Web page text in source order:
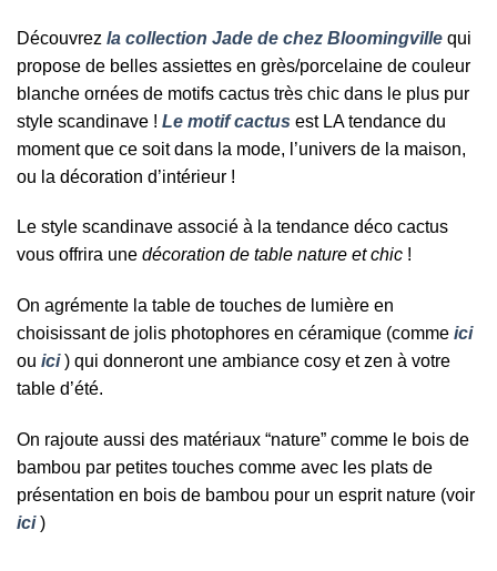
Découvrez la collection Jade de chez Bloomingville qui
propose de belles assiettes en grès/porcelaine de couleur
blanche ornées de motifs cactus très chic dans le plus pur
style scandinave ! Le motif cactus est LA tendance du
moment que ce soit dans la mode, l’univers de la maison,
ou la décoration d’intérieur !
Le style scandinave associé à la tendance déco cactus
vous offrira une décoration de table nature et chic !
On agrémente la table de touches de lumière en
choisissant de jolis photophores en céramique (comme ici
ou ici) qui donneront une ambiance cosy et zen à votre
table d’été.
On rajoute aussi des matériaux “nature” comme le bois de
bambou par petites touches comme avec les plats de
présentation en bois de bambou pour un esprit nature (voir
ici)